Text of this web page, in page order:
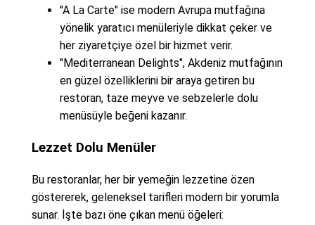
"A La Carte" ise modern Avrupa mutfağına
yönelik yaratıcı menüleriyle dikkat çeker ve
her ziyaretçiye özel bir hizmet verir.
"Mediterranean Delights", Akdeniz mutfağının
en güzel özelliklerini bir araya getiren bu
restoran, taze meyve ve sebzelerle dolu
menüsüyle beğeni kazanır.
Lezzet Dolu Menüler
Bu restoranlar, her bir yemeğin lezzetine özen
göstererek, geleneksel tarifleri modern bir yorumla
sunar. İşte bazı öne çıkan menü öğeleri: